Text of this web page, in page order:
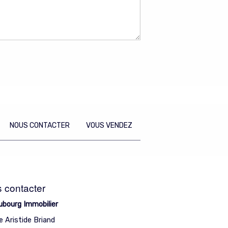
NOUS CONTACTER VOUS VENDEZ
contacter
Immobilier
Aristide Briand